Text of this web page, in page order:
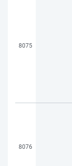
8075
8076